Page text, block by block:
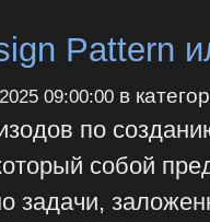
Pattern
09:00:00в
по
собой
задачи,